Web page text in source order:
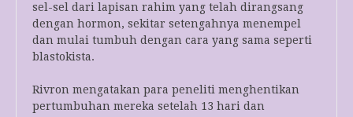
sel-sel dari lapisan rahim yang telah dirangsang
dengan hormon, sekitar setengahnya menempel
dan mulai tumbuh dengan cara yang sama seperti
blastokista.
Rivron mengatakan para peneliti menghentikan
pertumbuhan mereka setelah 13 hari dan